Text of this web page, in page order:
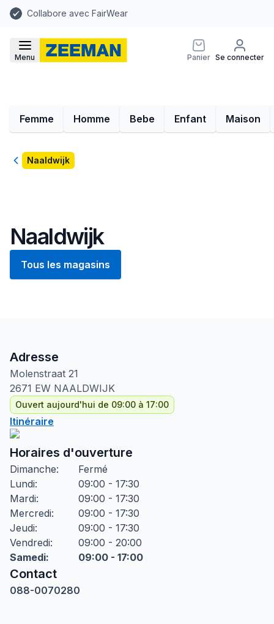
Collabore avec FairWear
Menu Panier Se connecter
Femme Homme Bebe Enfant Maison
RetourNaaldwijk
Naaldwijk
Tous les magasins
Adresse
Molenstraat 21
2671 EW NAALDWIJK
Ouvert aujourd'hui de 09:00 à 17:00
Itinéraire
Horaires d'ouverture
Dimanche:
Fermé
Lundi:
09:00 - 17:30
Mardi:
09:00 - 17:30
Mercredi:
09:00 - 17:30
Jeudi:
09:00 - 17:30
Vendredi:
09:00 - 20:00
Samedi: 09:00 - 17:00
Contact
088-0070280